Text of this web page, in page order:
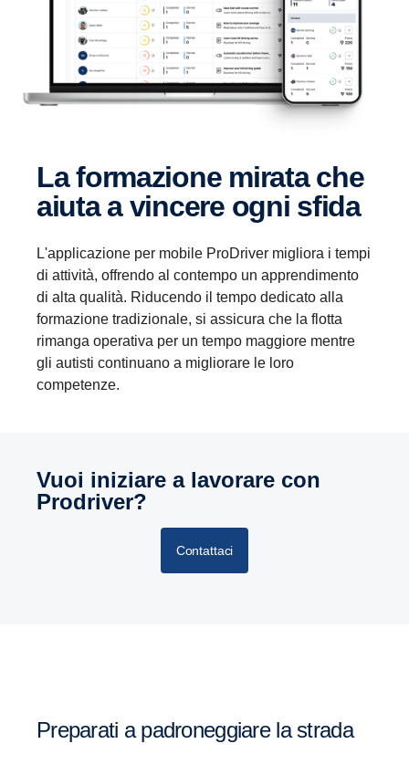
La formazione mirata che
aiuta a vincere ogni sfida
L'applicazione per mobile ProDriver migliora i tempi
di attività, offrendo al contempo un apprendimento
di alta qualità. Riducendo il tempo dedicato alla
formazione tradizionale, si assicura che la flotta
rimanga operativa per un tempo maggiore mentre
gli autisti continuano a migliorare le loro
competenze.
Vuoi iniziare a lavorare con
Prodriver?
Contattaci
Preparati a padroneggiare la strada